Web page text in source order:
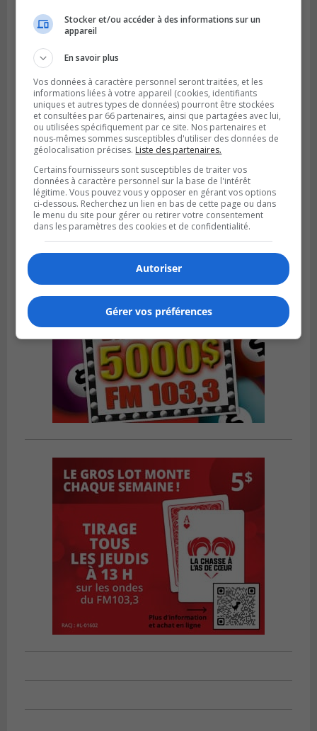
VIEUX-LONGUEUIL
Publié le 5 août 2026 à 09h30
Lysa Bélaicha assure les services aux
citoyens du district Michel‑Chartrand
Stocker et/ou accéder à des informations sur un
appareil
En savoir plus
Vos données à caractère personnel seront traitées, et les
informations liées à votre appareil (cookies, identifiants
uniques et autres types de données) pourront être stockées
et consultées par 66 partenaires, ainsi que partagées avec lui,
ou utilisées spécifiquement par ce site. Nos partenaires et
nous-mêmes sommes susceptibles d'utiliser des données de
géolocalisation précises. Liste des partenaires.
Certains fournisseurs sont susceptibles de traiter vos
données à caractère personnel sur la base de l'intérêt
légitime. Vous pouvez vous y opposer en gérant vos options
ci-dessous. Recherchez un lien en bas de cette page ou dans
le menu du site pour gérer ou retirer votre consentement
dans les paramètres des cookies et de confidentialité.
Autoriser
Gérer vos préférences